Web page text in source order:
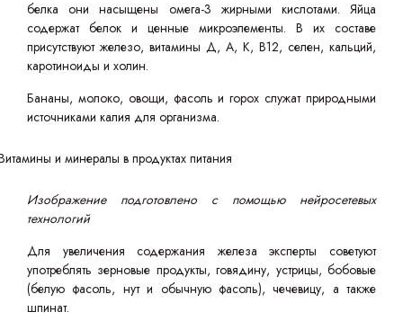
белка они насыщены омега-3 жирными кислотами. Яйца
содержат белок и ценные микроэлементы. В их составе
присутствуют железо, витамины Д, А, К, В12, селен, кальций,
каротиноиды и холин.
Бананы, молоко, овощи, фасоль и горох служат природными
источниками калия для организма.
Изображение подготовлено с помощью нейросетевых
технологий
Для увеличения содержания железа эксперты советуют
употреблять зерновые продукты, говядину, устрицы, бобовые
(белую фасоль, нут и обычную фасоль), чечевицу, а также
шпинат.